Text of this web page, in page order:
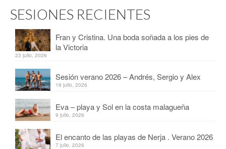
SESIONES RECIENTES
Fran y Cristina. Una boda soñada a los pies de
la Victoria
23 julio, 2026
Sesión verano 2026 – Andrés, Sergio y Alex
19 julio, 2026
Eva – playa y Sol en la costa malagueña
9 julio, 2026
El encanto de las playas de Nerja . Verano 2026
7 julio, 2026